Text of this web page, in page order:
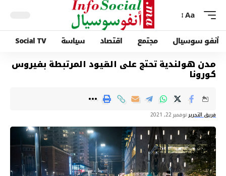
Aa
أنفو سوسيال مجتمع اقتصاد سياسة Social TV
مدن هولندية تحتج على القيود المرتبطة بفيروس
كورونا
فريق التحريرنوفمبر 22, 2021